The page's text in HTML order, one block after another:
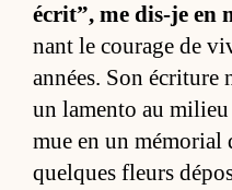
écrit”, me dis-je en
nant le cou­rage de
an­nées. Son écri­ture
un la­mento au mi­lieu
mue en un mé­mo­rial
quelques fleurs